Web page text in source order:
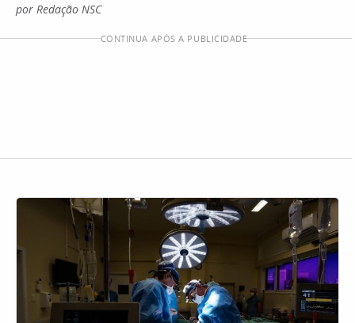
por Redação NSC
CONTINUA APÓS A PUBLICIDADE